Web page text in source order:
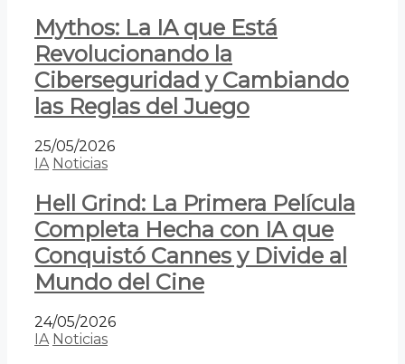
Mythos: La IA que Está
Revolucionando la
Ciberseguridad y Cambiando
las Reglas del Juego
25/05/2026
IA Noticias
Hell Grind: La Primera Película
Completa Hecha con IA que
Conquistó Cannes y Divide al
Mundo del Cine
24/05/2026
IA Noticias